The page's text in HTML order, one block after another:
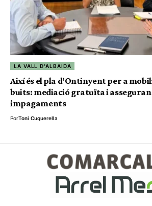
LA VALL D'ALBAIDA
Així és el pla d’Ontinyent per a
buits: mediació gratuïta i
impagaments
PorToni Cuquerella